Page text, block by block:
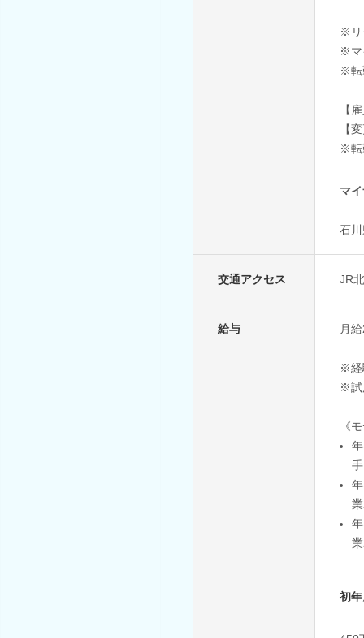
※リ
※マ
※転
【
【
※転
マ
石
交通アクセス JR
給与 月
※経
※試
《
初